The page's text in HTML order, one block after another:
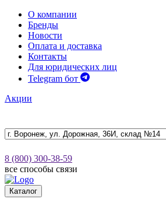
О компании
Бренды
Новости
Оплата и доставка
Контакты
Для юридических лиц
Telegram бот
Акции
8 (800) 300-38-59
все способы связи
Каталог